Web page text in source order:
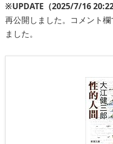
※UPDATE（2025/7/16 20:22
再公開しました。コメント
ました。